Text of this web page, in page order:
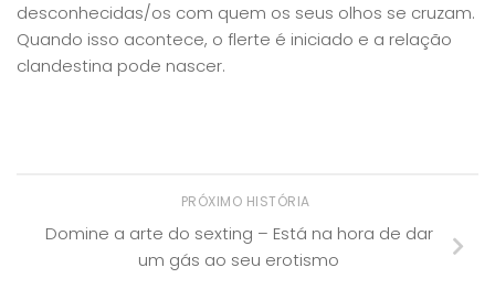
desconhecidas/os com quem os seus olhos se cruzam.
Quando isso acontece, o flerte é iniciado e a relação
clandestina pode nascer.
PRÓXIMO HISTÓRIA
Domine a arte do sexting – Está na hora de dar
um gás ao seu erotismo